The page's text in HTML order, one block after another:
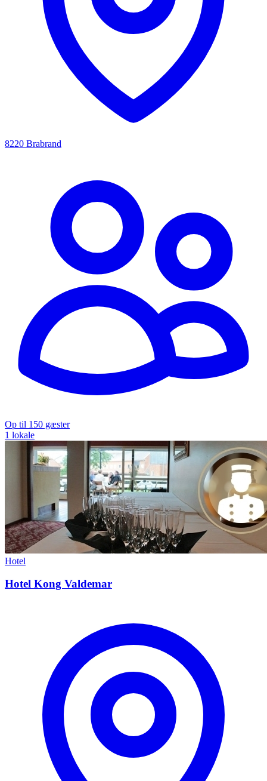
8220 Brabrand
Op til 150 gæster
1 lokale
Hotel
Hotel Kong Valdemar